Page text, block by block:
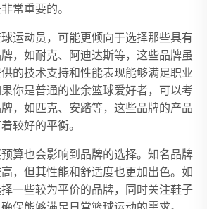
常重要的。
运动员，可能更倾向于选择那些具有
，如耐克、阿迪达斯等，这些品牌虽
的技术支持和性能表现能够满足职业
你是普通的业余篮球爱好者，可以考
，如匹克、安踏等，这些品牌的产品
较好的平衡。
算也会影响到品牌的选择。知名品牌
，但其性能和舒适度也更加出色。如
一些较为平价的品牌，同时关注鞋子